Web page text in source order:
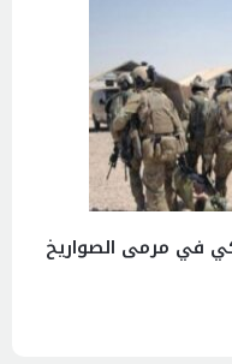
أميركي في مرمى الصواريخ